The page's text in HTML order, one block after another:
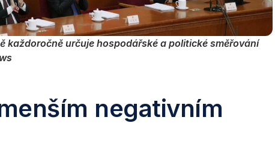
každoročně určuje hospodářské a politické směřování
negativním